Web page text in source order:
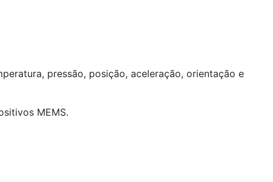
pressão, posição, aceleração, orientação e
MEMS.